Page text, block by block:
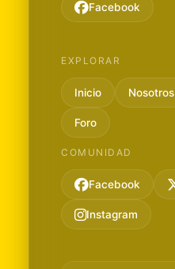
Facebook
EXPLORAR
Inicio Nosotros
Foro
COMUNIDAD
Facebook
Instagram